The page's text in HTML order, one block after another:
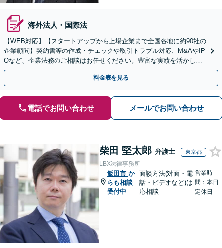
海外法人・国際法
【WEB対応】【スタートアップから上場企業まで全国各地に約90社の
企業顧問】契約書等の作成・チェックや取引トラブル対応、M&AやIP
Oなど、企業法務のご相談はお任せください。豊富な実績を活かし的
確に対応を進めてまいります。
料金表を見る
電話でお問い合わせ メールでお問い合わせ
柴田 堅太郎 弁護士 東京都
LBX法律事務所
飯田市 か
らも相談
受付中
面談方法(対面・電
話・ビデオなど)は
応相談
営業時
間：本日
定休日